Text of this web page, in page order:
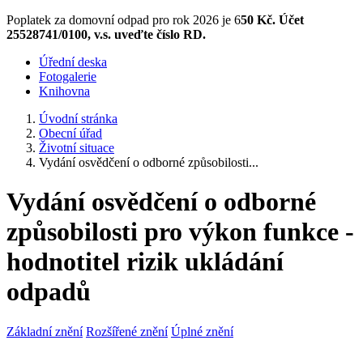
Poplatek za domovní odpad pro rok 2026 je 650 Kč. Účet
25528741/0100, v.s. uveďte číslo RD.
Úřední deska
Fotogalerie
Knihovna
Úvodní stránka
Obecní úřad
Životní situace
Vydání osvědčení o odborné způsobilosti...
Vydání osvědčení o odborné
způsobilosti pro výkon funkce -
hodnotitel rizik ukládání
odpadů
Základní znění Rozšířené znění Úplné znění